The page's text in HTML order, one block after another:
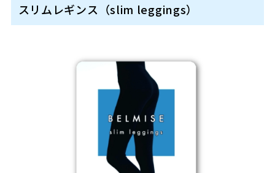
スリムレギンス（slim leggings）